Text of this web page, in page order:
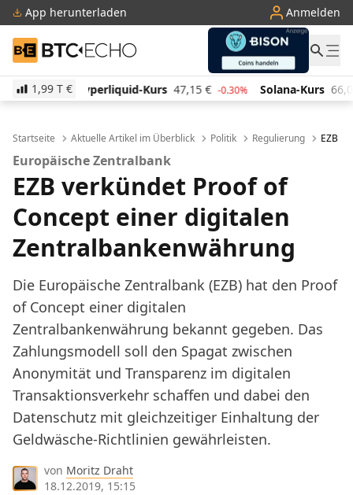
App herunterladen Anmelden
BTC-ECHO
1,99 T €
Kurs 47,15 -0.30% Solana-Kurs 66,05 € 2.00% TRON-Kurs
Startseite Aktuelle Artikel im Überblick Politik Regulierung EZB
Europäische Zentralbank
EZB verkündet Proof of
Concept einer digitalen
Zentralbankenwährung
Die Europäische Zentralbank (EZB) hat den Proof
of Concept einer digitalen
Zentralbankenwährung bekannt gegeben. Das
Zahlungsmodell soll den Spagat zwischen
Anonymität und Transparenz im digitalen
Transaktionsverkehr schaffen und dabei den
Datenschutz mit gleichzeitiger Einhaltung der
Geldwäsche-Richtlinien gewährleisten.
von Moritz Draht
18.12.2019, 15:15